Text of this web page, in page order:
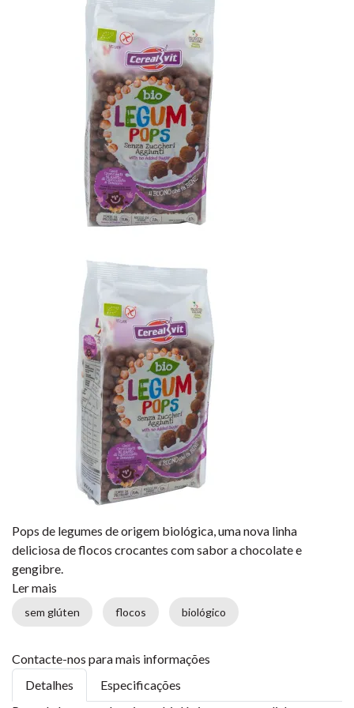
Pops de legumes de origem biológica, uma nova linha
deliciosa de flocos crocantes com sabor a chocolate e
gengibre.
Ler mais
sem glúten flocos biológico
Contacte-nos para mais informações
Detalhes
Especificações